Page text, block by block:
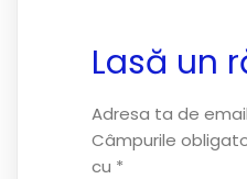
Lasă un
Adresa ta de
Câmpurile
cu *